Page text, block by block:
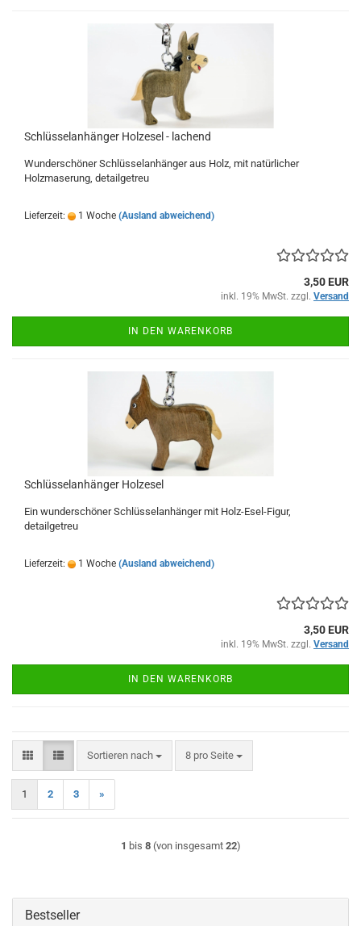
Schlüsselanhänger Holzesel - lachend
Wunderschöner Schlüsselanhänger aus Holz, mit natürlicher
Holzmaserung, detailgetreu
Lieferzeit: 1 Woche (Ausland abweichend)
3,50 EUR
inkl. 19% MwSt. zzgl. Versand
IN DEN WARENKORB
Schlüsselanhänger Holzesel
Ein wunderschöner Schlüsselanhänger mit Holz-Esel-Figur,
detailgetreu
Lieferzeit: 1 Woche (Ausland abweichend)
3,50 EUR
inkl. 19% MwSt. zzgl. Versand
IN DEN WARENKORB
Sortieren nach
Sortieren nach 8 pro Seite
pro Seite
1 2 3 »
1 bis 8(von insgesamt 22)
Bestseller